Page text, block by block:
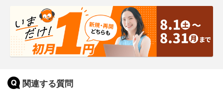
関連する質問